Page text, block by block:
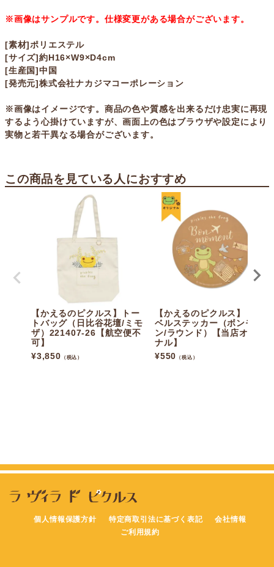
※画像はサンプルです。仕様変更がある場合がございます。
[素材]ポリエステル
[サイズ]約H16×W9×D4cm
[生産国]中国
[発売元]株式会社ナカジマコーポレーション
※画像はイメージです。商品の色や質感を出来るだけ忠実に再現
するよう心掛けていますが、画面上の色はブラウザや設定により
実物と若干異なる場合がございます。
この商品を見ている人におすすめ
【かえるのピクルス】トー
トバッグ（日比谷花壇/ミモ
ザ）221407-26【航空便不
可】
¥3,850 （税込）
【かえるのピクルス】トラ
ベルステッカー（ボンモモ
ン/ラウンド）【当店オリジ
ナル】
¥550 （税込）
個人情報保護方針 特定商取引法に基づく表記
会社情報
ご利用規約